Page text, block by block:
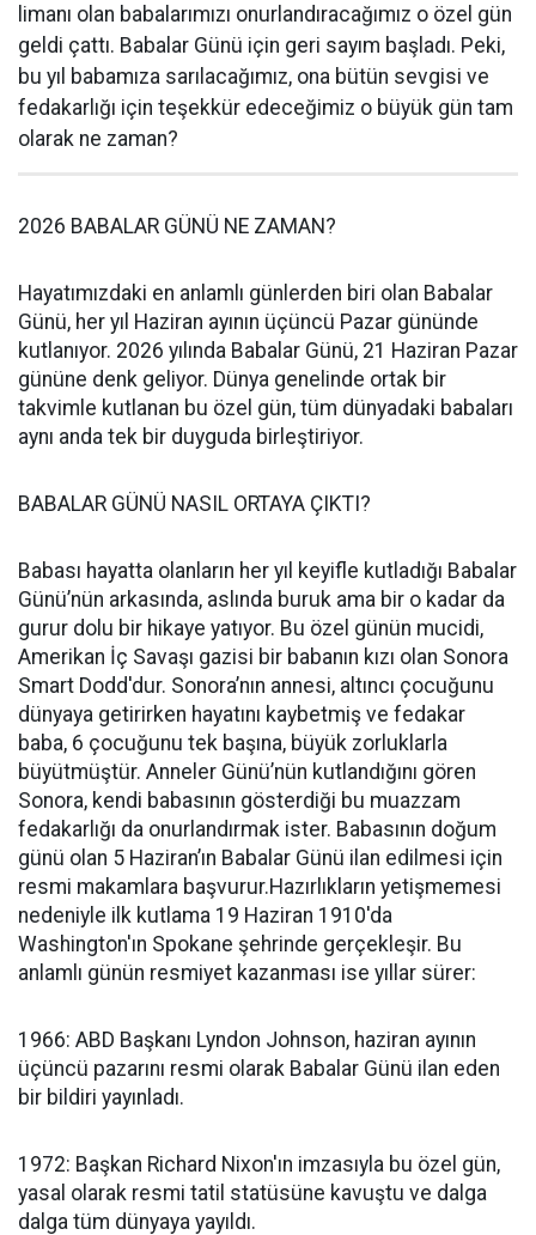
limanı olan babalarımızı onurlandıracağımız o özel gün
geldi çattı. Babalar Günü için geri sayım başladı. Peki,
bu yıl babamıza sarılacağımız, ona bütün sevgisi ve
fedakarlığı için teşekkür edeceğimiz o büyük gün tam
olarak ne zaman?
2026 BABALAR GÜNÜ NE ZAMAN?
Hayatımızdaki en anlamlı günlerden biri olan Babalar
Günü, her yıl Haziran ayının üçüncü Pazar gününde
kutlanıyor. 2026 yılında Babalar Günü, 21 Haziran Pazar
gününe denk geliyor. Dünya genelinde ortak bir
takvimle kutlanan bu özel gün, tüm dünyadaki babaları
aynı anda tek bir duyguda birleştiriyor.
BABALAR GÜNÜ NASIL ORTAYA ÇIKTI?
Babası hayatta olanların her yıl keyifle kutladığı Babalar
Günü’nün arkasında, aslında buruk ama bir o kadar da
gurur dolu bir hikaye yatıyor. Bu özel günün mucidi,
Amerikan İç Savaşı gazisi bir babanın kızı olan Sonora
Smart Dodd'dur. Sonora’nın annesi, altıncı çocuğunu
dünyaya getirirken hayatını kaybetmiş ve fedakar
baba, 6 çocuğunu tek başına, büyük zorluklarla
büyütmüştür. Anneler Günü’nün kutlandığını gören
Sonora, kendi babasının gösterdiği bu muazzam
fedakarlığı da onurlandırmak ister. Babasının doğum
günü olan 5 Haziran’ın Babalar Günü ilan edilmesi için
resmi makamlara başvurur.Hazırlıkların yetişmemesi
nedeniyle ilk kutlama 19 Haziran 1910'da
Washington'ın Spokane şehrinde gerçekleşir. Bu
anlamlı günün resmiyet kazanması ise yıllar sürer:
1966: ABD Başkanı Lyndon Johnson, haziran ayının
üçüncü pazarını resmi olarak Babalar Günü ilan eden
bir bildiri yayınladı.
1972: Başkan Richard Nixon'ın imzasıyla bu özel gün,
yasal olarak resmi tatil statüsüne kavuştu ve dalga
dalga tüm dünyaya yayıldı.